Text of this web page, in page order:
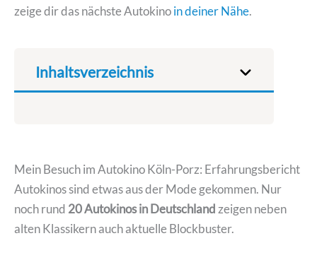
zeige dir das nächste Autokinoin deiner Nähe.
Inhaltsverzeichnis
Mein Besuch im Autokino Köln-Porz: Erfahrungsbericht
Autokinos sind etwas aus der Mode gekommen. Nur
noch rund 20 Autokinos in Deutschland zeigen neben
alten Klassikern auch aktuelle Blockbuster.